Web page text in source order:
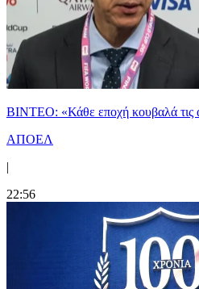
ΒΙΝΤΕΟ: «Κάθε εποχή κουβαλά τις
ΑΠΟΕΛ
|
22:56